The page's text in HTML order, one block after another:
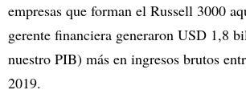
empresas que forman el Russell 3000
gerente financiera generaron USD 1,8
nuestro PIB) más en ingresos brutos
2019.